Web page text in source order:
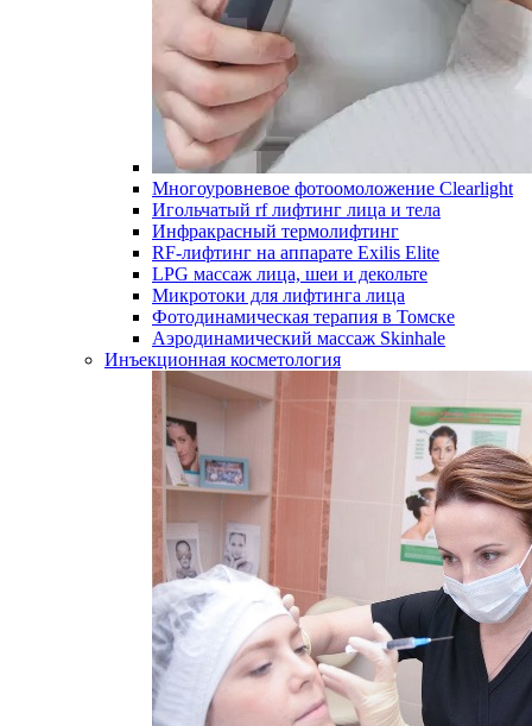
Многоуровневое фотоомоложение Clearlight
Игольчатый rf лифтинг лица и тела
Инфракрасный термолифтинг
RF-лифтинг на аппарате Exilis Elite
LPG массаж лица, шеи и декольте
Микротоки для лифтинга лица
Фотодинамическая терапия в Томске
Аэродинамический массаж Skinhale
Инъекционная косметология